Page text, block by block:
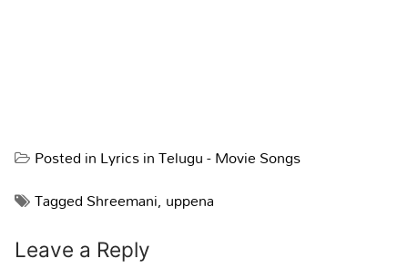
Posted inLyrics in Telugu - Movie Songs
TaggedShreemani, uppena
Leave a Reply